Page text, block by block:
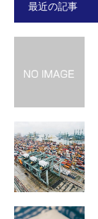
最近の記事